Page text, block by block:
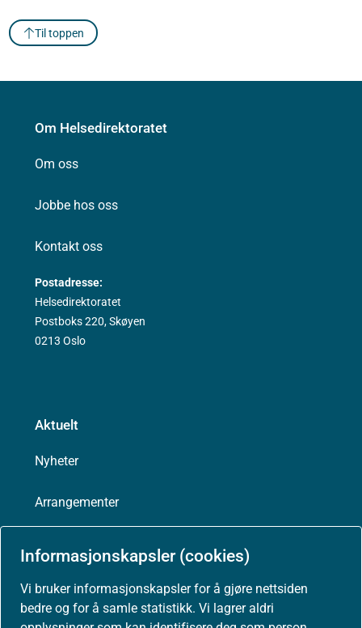
Informasjonskapsler (cookies)
Vi bruker informasjonskapsler for å gjøre nettsiden
bedre og for å samle statistikk. Vi lagrer aldri
Til toppen
Om Helsedirektoratet
Om oss
Jobbe hos oss
Kontakt oss
Postadresse:
Helsedirektoratet
Postboks 220, Skøyen
0213 Oslo
Aktuelt
Nyheter
Arrangementer
Presse